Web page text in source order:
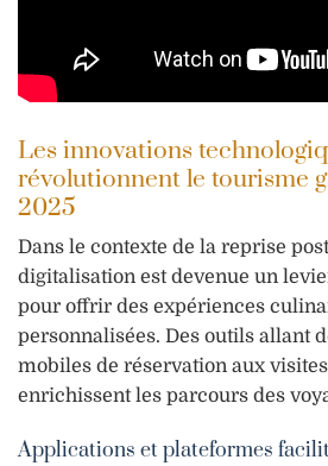
Les innovations
révolutionnent le tourisme
2025
Dans le contexte de la reprise
digitalisation est devenue un
pour offrir des expériences
personnalisées. Des outils allant
mobiles de réservation aux
enrichissent les parcours des
Applications et plateformes